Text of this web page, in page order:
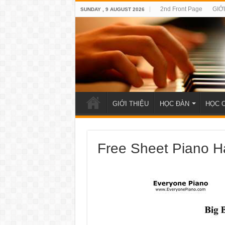
SUNDAY , 9 AUGUST 2026 2nd Front Page
GIỚI THIỆU HỌC ĐÀN HỌC
Free Sheet Piano